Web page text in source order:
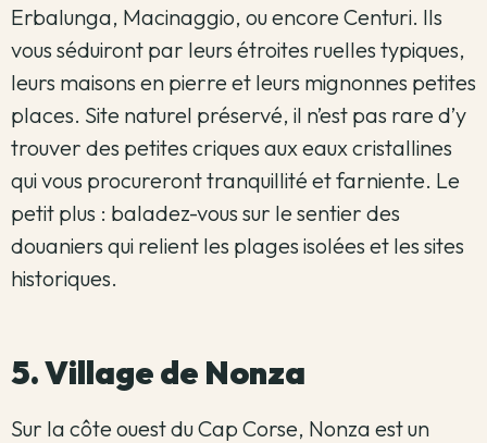
Erbalunga, Macinaggio, ou encore Centuri. Ils
vous séduiront par leurs étroites ruelles typiques,
leurs maisons en pierre et leurs mignonnes petites
places. Site naturel préservé, il n’est pas rare d’y
trouver des petites criques aux eaux cristallines
qui vous procureront tranquillité et farniente. Le
petit plus : baladez-vous sur le sentier des
douaniers qui relient les plages isolées et les sites
historiques.
5. Village de Nonza
Sur la côte ouest du Cap Corse, Nonza est un